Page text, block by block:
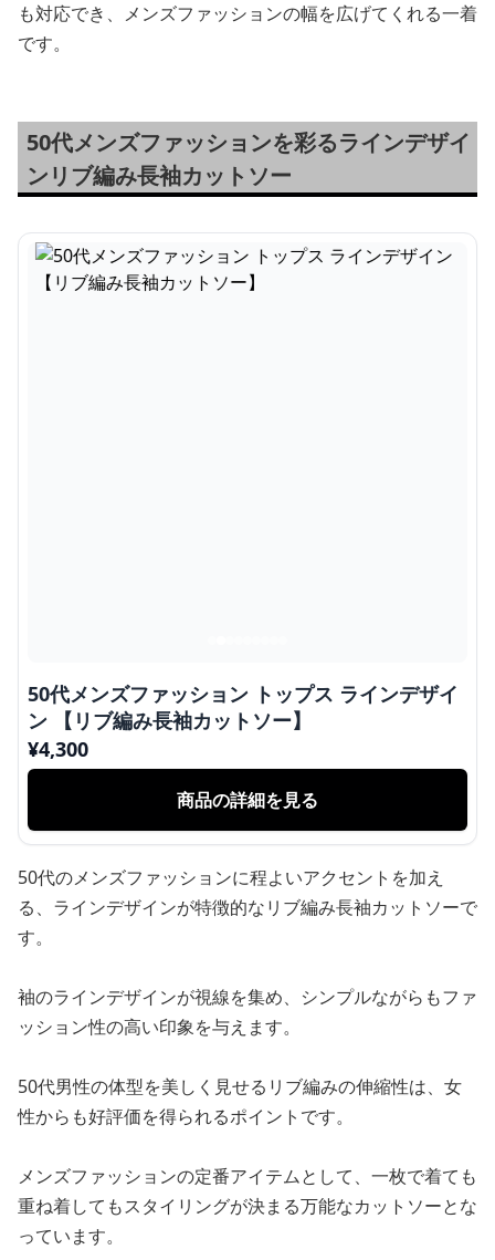
も対応でき、メンズファッションの幅を広げてくれる一着
です。
50代メンズファッションを彩るラインデザイ
ンリブ編み長袖カットソー
50代メンズファッション トップス ラインデザイ
ン 【リブ編み長袖カットソー】
¥4,300
商品の詳細を見る
50代のメンズファッションに程よいアクセントを加え
る、ラインデザインが特徴的なリブ編み長袖カットソーで
す。
袖のラインデザインが視線を集め、シンプルながらもファ
ッション性の高い印象を与えます。
50代男性の体型を美しく見せるリブ編みの伸縮性は、女
性からも好評価を得られるポイントです。
メンズファッションの定番アイテムとして、一枚で着ても
重ね着してもスタイリングが決まる万能なカットソーとな
っています。